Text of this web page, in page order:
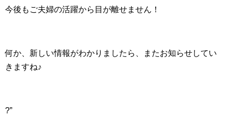
今後もご夫婦の活躍から目が離せません！
何か、新しい情報がわかりましたら、またお知らせしてい
きますね♪
?”